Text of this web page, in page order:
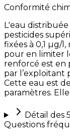
Conformité
L'eau
pesticides
fixées à 0,1 µg/
pour en limiter
renforcé est en
par l’exploitant
Cette eau est
paramètres.
Détail des
Questions